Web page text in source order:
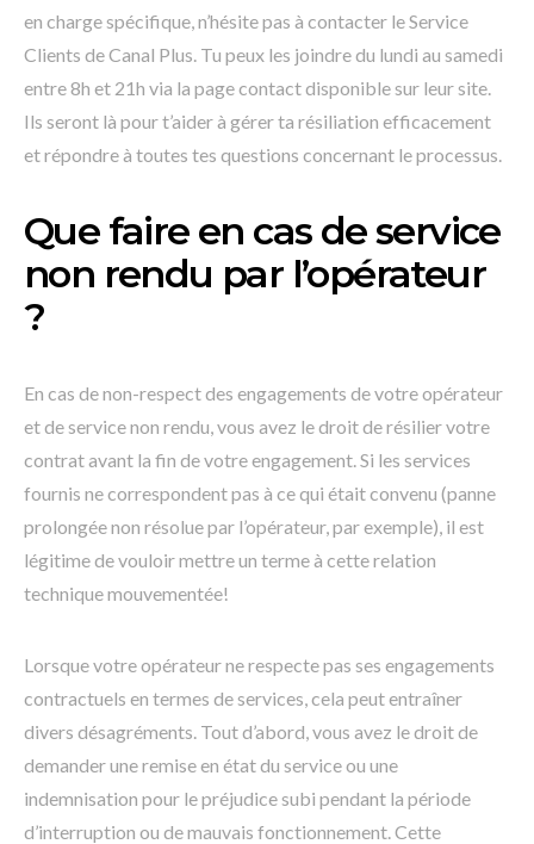
en charge spécifique, n’hésite pas à contacter le Service
Clients de Canal Plus. Tu peux les joindre du lundi au samedi
entre 8h et 21h via la page contact disponible sur leur site.
Ils seront là pour t’aider à gérer ta résiliation efficacement
et répondre à toutes tes questions concernant le processus.
Que faire en cas de service
non rendu par l’opérateur
?
En cas de non-respect des engagements de votre opérateur
et de service non rendu, vous avez le droit de résilier votre
contrat avant la fin de votre engagement. Si les services
fournis ne correspondent pas à ce qui était convenu (panne
prolongée non résolue par l’opérateur, par exemple), il est
légitime de vouloir mettre un terme à cette relation
technique mouvementée!
Lorsque votre opérateur ne respecte pas ses engagements
contractuels en termes de services, cela peut entraîner
divers désagréments. Tout d’abord, vous avez le droit de
demander une remise en état du service ou une
indemnisation pour le préjudice subi pendant la période
d’interruption ou de mauvais fonctionnement. Cette